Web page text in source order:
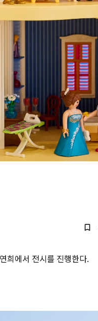
희에서 전시를 진행한다.